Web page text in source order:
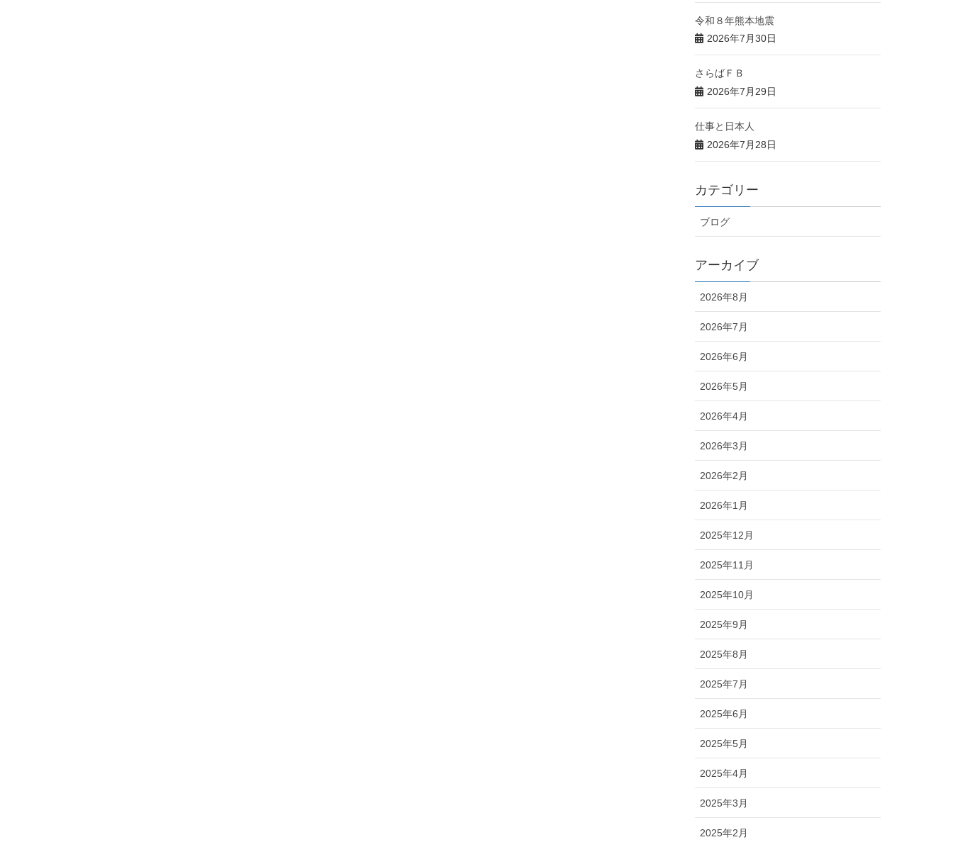
令和８年熊本地震
2026年7月30日
さらばＦＢ
2026年7月29日
仕事と日本人
2026年7月28日
カテゴリー
ブログ
アーカイブ
2026年8月
2026年7月
2026年6月
2026年5月
2026年4月
2026年3月
2026年2月
2026年1月
2025年12月
2025年11月
2025年10月
2025年9月
2025年8月
2025年7月
2025年6月
2025年5月
2025年4月
2025年3月
2025年2月